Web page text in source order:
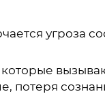
угроза
потеря